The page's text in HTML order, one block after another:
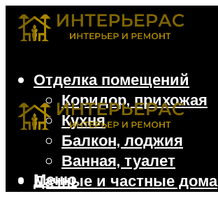
Отделка помещений
Коридор, прихожая
Кухня
Балкон, лоджия
Ванная, туалет
Дачные и частные дома
Меню